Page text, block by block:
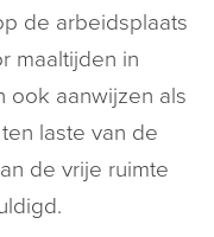
de arbeidsplaats
maaltijden in
ook aanwijzen als
laste van de
de vrije ruimte